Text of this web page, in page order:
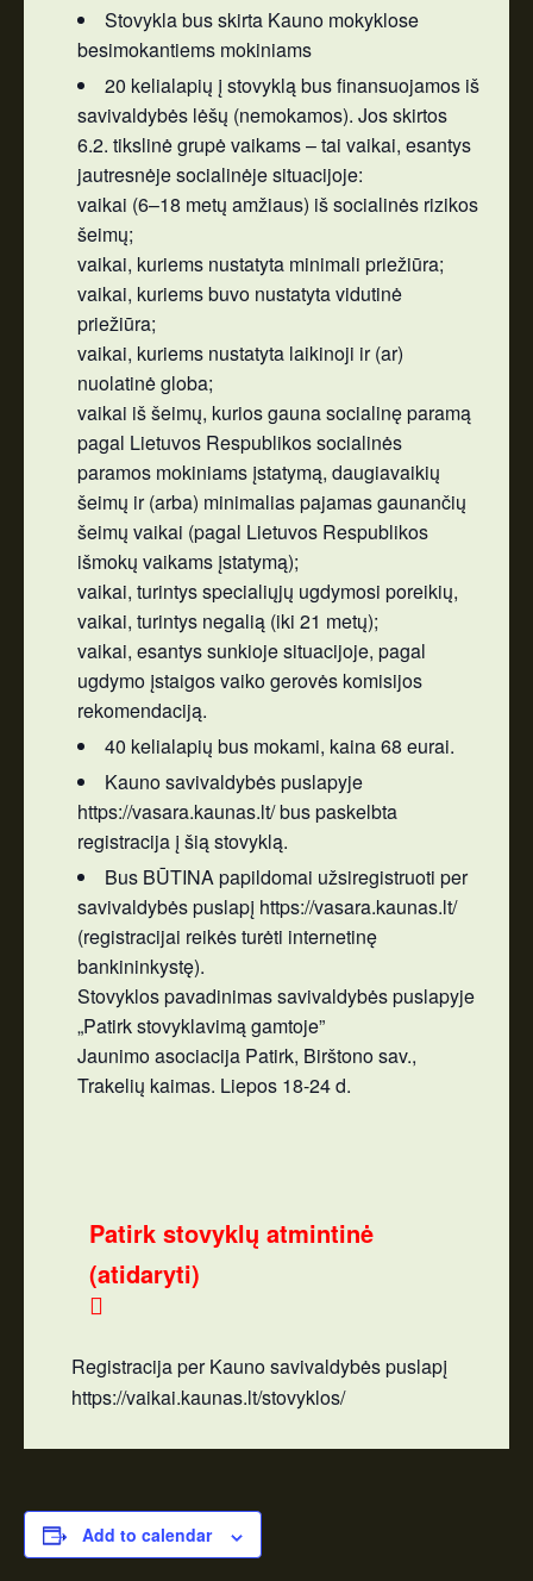
Stovykla bus skirta Kauno mokyklose
besimokantiems mokiniams
20 kelialapių į stovyklą bus finansuojamos iš
savivaldybės lėšų (nemokamos). Jos skirtos
6.2. tikslinė grupė vaikams – tai vaikai, esantys
jautresnėje socialinėje situacijoje:
vaikai (6–18 metų amžiaus) iš socialinės rizikos
šeimų;
vaikai, kuriems nustatyta minimali priežiūra;
vaikai, kuriems buvo nustatyta vidutinė
priežiūra;
vaikai, kuriems nustatyta laikinoji ir (ar)
nuolatinė globa;
vaikai iš šeimų, kurios gauna socialinę paramą
pagal Lietuvos Respublikos socialinės
paramos mokiniams įstatymą, daugiavaikių
šeimų ir (arba) minimalias pajamas gaunančių
šeimų vaikai (pagal Lietuvos Respublikos
išmokų vaikams įstatymą);
vaikai, turintys specialiųjų ugdymosi poreikių,
vaikai, turintys negalią (iki 21 metų);
vaikai, esantys sunkioje situacijoje, pagal
ugdymo įstaigos vaiko gerovės komisijos
rekomendaciją.
40 kelialapių bus mokami, kaina 68 eurai.
Kauno savivaldybės puslapyje
https://vasara.kaunas.lt/ bus paskelbta
registracija į šią stovyklą.
Bus BŪTINA papildomai užsiregistruoti per
savivaldybės puslapį https://vasara.kaunas.lt/
(registracijai reikės turėti internetinę
bankininkystę).
Stovyklos pavadinimas savivaldybės puslapyje
„Patirk stovyklavimą gamtoje”
Jaunimo asociacija Patirk, Birštono sav.,
Trakelių kaimas. Liepos 18-24 d.
Patirk stovyklų atmintinė
(atidaryti)
Registracija per Kauno savivaldybės puslapį
https://vaikai.kaunas.lt/stovyklos/
Add to calendar